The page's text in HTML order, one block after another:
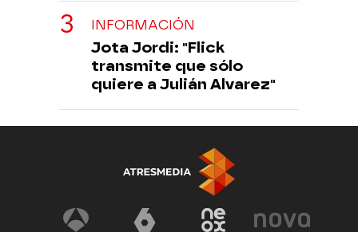
INFORMACIÓN
Jota Jordi: "Flick
transmite que sólo
quiere a Julián Alvarez"